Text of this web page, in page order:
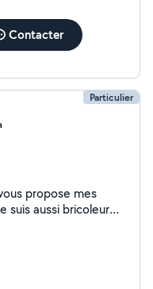
Contacter
Particulier
propose mes
suis aussi bricoleur
repare